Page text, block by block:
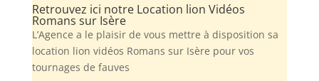
Retrouvez ici notre Location lion Vidéos
Romans sur Isère
L’Agence a le plaisir de vous mettre à disposition sa
location lion vidéos Romans sur Isère pour vos
tournages de fauves